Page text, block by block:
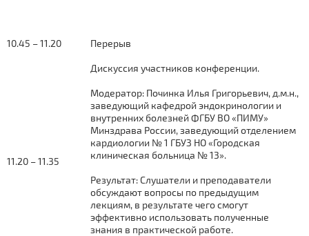
10.45 – 11.20 Перерыв
11.20 – 11.35
Дискуссия участников конференции.
Модератор: Починка Илья Григорьевич, д.м.н.,
заведующий кафедрой эндокринологии и
внутренних болезней ФГБУ ВО «ПИМУ»
Минздрава России, заведующий отделением
кардиологии № 1 ГБУЗ НО «Городская
клиническая больница № 13».
Результат: Слушатели и преподаватели
обсуждают вопросы по предыдущим
лекциям, в результате чего смогут
эффективно использовать полученные
знания в практической работе.